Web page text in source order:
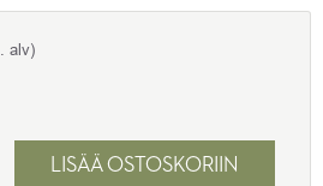
€.
alv)
x 50 cm harmaa määrä
LISÄÄ OSTOSKORIIN